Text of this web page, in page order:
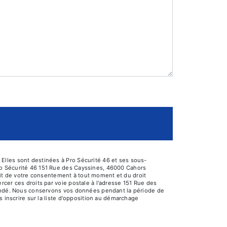
sont destinées à Pro Sécurité 46 et ses sous-
46 151 Rue des Cayssines, 46000 Cahors
de votre consentement à tout moment et du droit
ces droits par voie postale à l'adresse 151 Rue des
Nous conservons vos données pendant la période de
sur la liste d'opposition au démarchage